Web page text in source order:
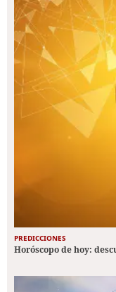
PREDICCIONES
Horóscopo de hoy: